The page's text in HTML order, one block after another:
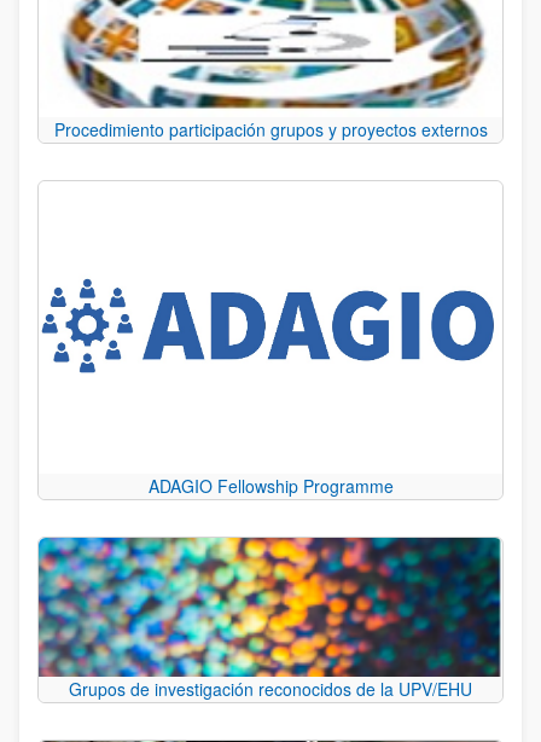
Procedimiento participación grupos y proyectos externos
ADAGIO Fellowship Programme
Grupos de investigación reconocidos de la UPV/EHU